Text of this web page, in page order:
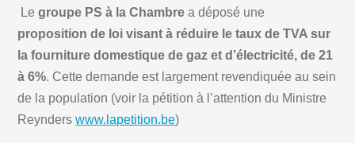
Legroupe PS à la Chambre a déposé une
proposition de loi visant à réduire le taux de TVA sur
la fourniture domestique de gaz et d’électricité, de 21
à 6%. Cette demande est largement revendiquée au sein
de la population (voir la pétition à l’attention du Ministre
Reynderswww.lapetition.be)